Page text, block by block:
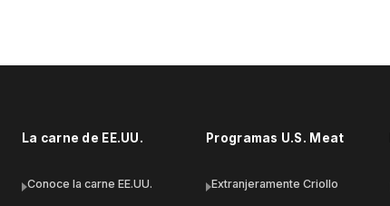
La carne de EE.UU.
Conoce la carne EE.UU.
Programas U.S. Meat
Extranjeramente Criollo